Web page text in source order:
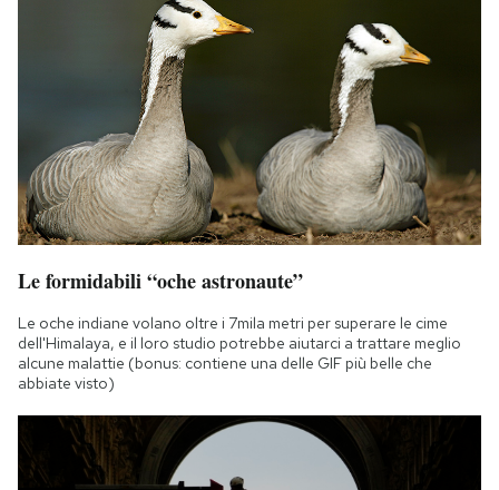
Le formidabili “oche astronaute”
Le oche indiane volano oltre i 7mila metri per superare le cime
dell'Himalaya, e il loro studio potrebbe aiutarci a trattare meglio
alcune malattie (bonus: contiene una delle GIF più belle che
abbiate visto)